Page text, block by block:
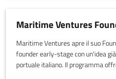
Maritime Ventures
Maritime Ventures apre il suo
founder early-stage con un'idea
portuale italiano. Il programma